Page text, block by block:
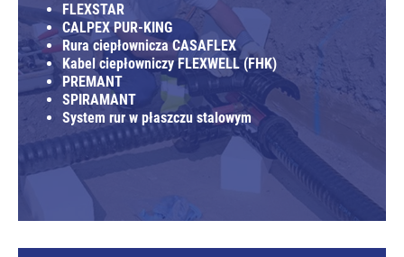
FLEXSTAR
CALPEX PUR-KING
Rura ciepłownicza CASAFLEX
Kabel ciepłowniczy FLEXWELL (FHK)
PREMANT
SPIRAMANT
System rur w płaszczu stalowym